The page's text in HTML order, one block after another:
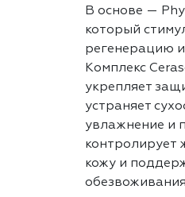
В основе —
который
регенерацию
Комплекс
укрепляет
устраняет
увлажнение и
контролирует
кожу и